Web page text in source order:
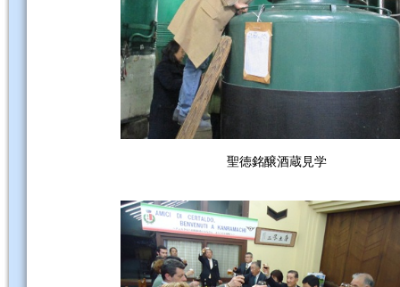
聖徳銘醸酒蔵見学